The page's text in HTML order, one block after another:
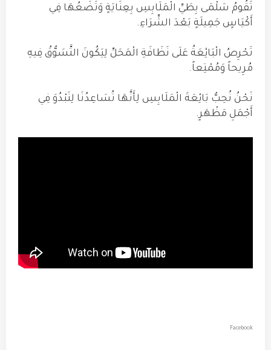
تَقُومُ سَلْمَى بِطَيِّ الْمَلَابِسِ بِعِنَايَةٍ وَتَضَعُهَا فِي
أَكْيَاسٍ جَمِيلَةٍ بَعْدَ الشِّرَاءِ.
تَحْرِصُ الْبَائِعَةُ عَلَى نَظَافَةِ الْمَحَلِّ لِيَكُونَ التَّسَوُّقُ فِيهِ
مُرِيحاً وَمُمْتِعاً.
نَحْنُ نُحِبُّ بَائِعَةَ الْمَلَابِسِ لِأَنَّهَا تُسَاعِدُنَا لِنَبْدُوَ فِي
أَجْمَلِ مَظْهَرٍ.
Facebook